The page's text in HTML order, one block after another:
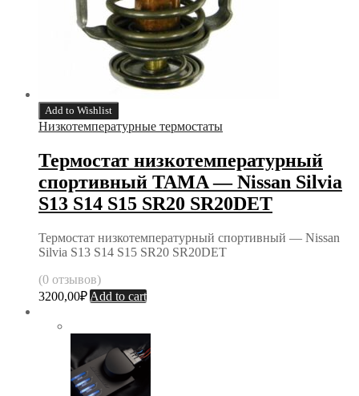
Add to Wishlist
Низкотемпературные термостаты
Термостат низкотемпературный
спортивный TAMA — Nissan Silvia
S13 S14 S15 SR20 SR20DET
Термостат низкотемпературный спортивный — Nissan
Silvia S13 S14 S15 SR20 SR20DET
(0 отзывов)
3200,00₽ Add to cart